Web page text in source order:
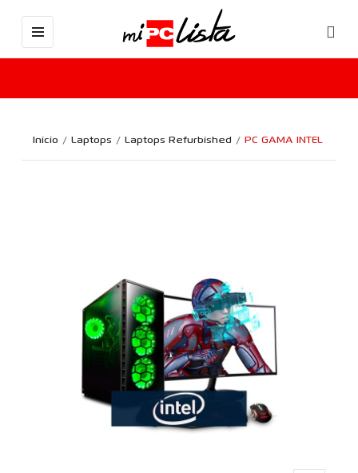
Inicio Laptops Laptops Refurbished PC GAMA INTEL